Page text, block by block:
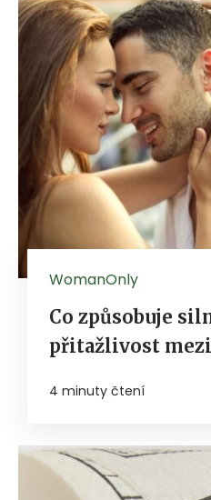
WomanOnly
Co způsobuje
přitažlivost
4 minuty čtení